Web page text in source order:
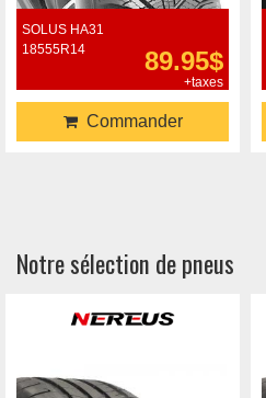
SOLUS HA31
18555R14
89.95$
+taxes
Commander
Notre sélection de pneus